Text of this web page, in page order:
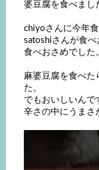
婆豆腐を食べまし
chiyoさんに今年
satoshiさんが食べ
食べおさめでした
麻婆豆腐を食べた
た。
でもおいしいんで
辛さの中にうまさ